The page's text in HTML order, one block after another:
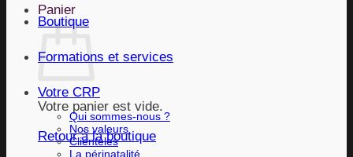
Panier
Votre panier est vide.
Retour à la boutique
Boutique
Formations et services
Votre CRP
Qui sommes-nous ?
Nos valeurs
Clientèles
La périnatalité